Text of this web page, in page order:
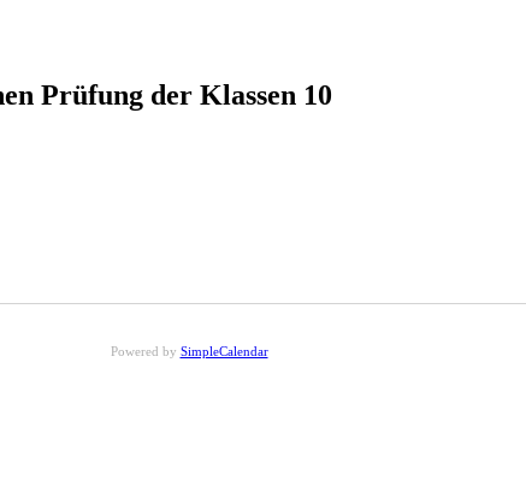
Prüfung der Klassen 10
Powered by SimpleCalendar